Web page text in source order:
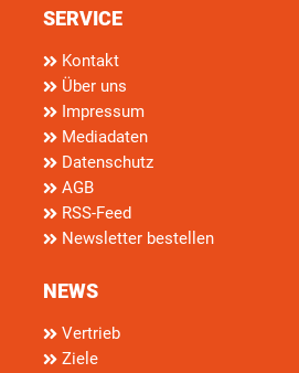
SERVICE
Kontakt
Über uns
Impressum
Mediadaten
Datenschutz
AGB
RSS-Feed
Newsletter bestellen
NEWS
Vertrieb
Ziele